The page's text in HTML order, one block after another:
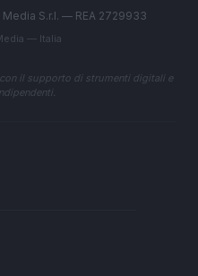
S.r.l. — REA 2729933
— Italia
il supporto di strumenti digitali e